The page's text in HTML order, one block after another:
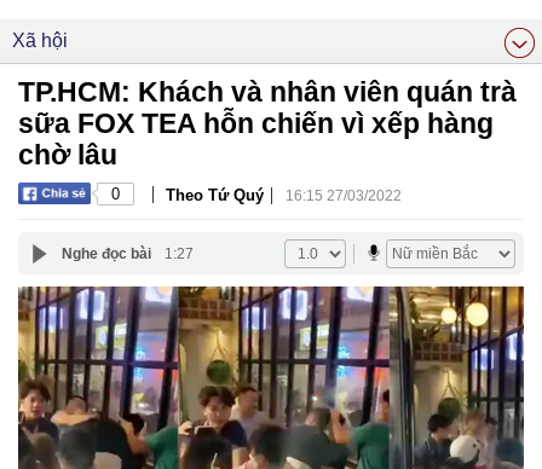
Xã hội
TP.HCM: Khách và nhân viên quán trà
sữa FOX TEA hỗn chiến vì xếp hàng
chờ lâu
0 | Theo Tứ Quý | 16:15 27/03/2022
Nghe đọc bài 1:27